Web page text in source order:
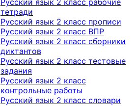
Русский язык 2 класс рабочие
тетради
Русский язык 2 класс прописи
Русский язык 2 класс ВПР
Русский язык 2 класс сборники
диктантов
Русский язык 2 класс тестовые
задания
Русский язык 2 класс
контрольные работы
Русский язык 2 класс словари